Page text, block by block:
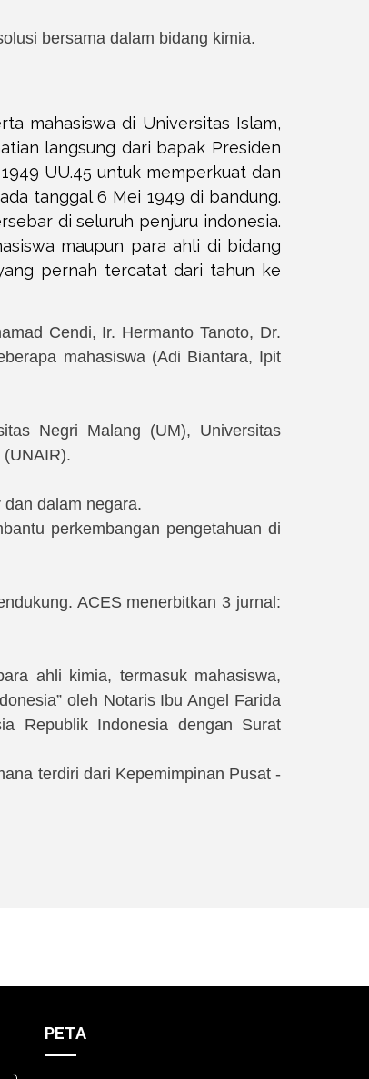
bersama dalam bidang kimia.
mahasiswa di Universitas Islam,
langsung dari bapak Presiden
UU.45 untuk memperkuat dan
tanggal 6 Mei 1949 di bandung.
di seluruh penjuru indonesia.
maupun para ahli di bidang
pernah tercatat dari tahun ke
Cendi, Ir. Hermanto Tanoto, Dr.
mahasiswa (Adi Biantara, Ipit
Negri Malang (UM), Universitas
dalam negara.
perkembangan pengetahuan di
ACES menerbitkan 3 jurnal:
ahli kimia, termasuk mahasiswa,
oleh Notaris Ibu Angel Farida
Republik Indonesia dengan Surat
terdiri dari Kepemimpinan Pusat -
PETA